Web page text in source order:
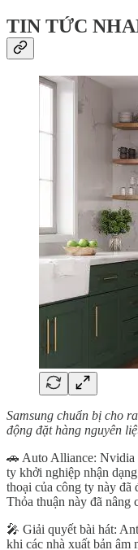
TIN TỨC
Samsung chuẩn bị cho
động đặt hàng nguyên
🚗 Auto Alliance: Nvidia
ty khởi nghiệp nhận
thoại của công ty này đã
Thỏa thuận này đã nâng
🎤 Giải quyết bài hát:
khi các nhà xuất bản âm